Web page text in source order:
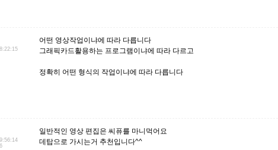
어떤 영상작업이냐에 따라 다릅니다
그래픽카드활용하는 프로그램이냐에 따라 다르고
정확히 어떤 형식의 작업이냐에 따라 다릅니다
일반적인 영상 편집은 씨퓨를 마니먹어요
데탑으로 가시는거 추천입니다^^